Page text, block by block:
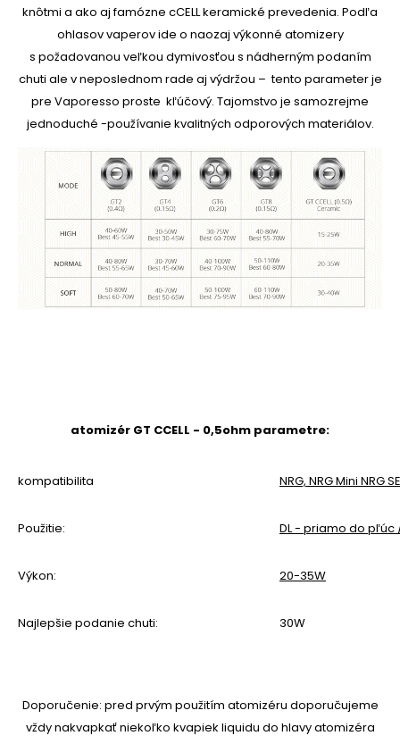
knôtmi a ako aj famózne cCELL keramické prevedenia. Podľa
ohlasov vaperov ide o naozaj výkonné atomizery
s požadovanou veľkou dymivosťou s nádherným podaním
chuti ale v neposlednom rade aj výdržou – tento parameter je
pre Vaporesso proste kľúčový. Tajomstvo je samozrejme
jednoduché -používanie kvalitných odporových materiálov.
atomizér GT CCELL - 0,5ohm parametre:
kompatibilita NRG, NRG Mini NRG SE
Použitie: DL - priamo do pľúc
Výkon: 20-35W
Najlepšie podanie chuti: 30W
Doporučenie: pred prvým použitím atomizéru doporučujeme
vždy nakvapkať niekoľko kvapiek liquidu do hlavy atomizéra